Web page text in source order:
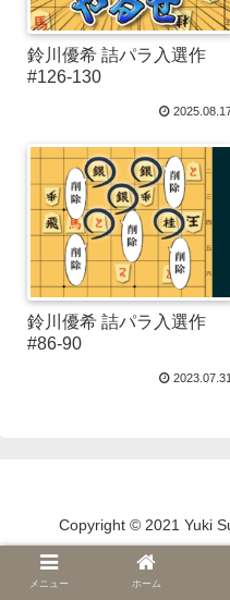
鈴川優希 詰パラ入選作
#126-130
鈴川優希 詰パラ入選作
#86-90
2023.07.31
Copyright © 2021 Yuki
メニュー ホーム